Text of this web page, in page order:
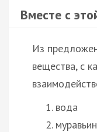
Вместе с
Из
вещества, с
вода